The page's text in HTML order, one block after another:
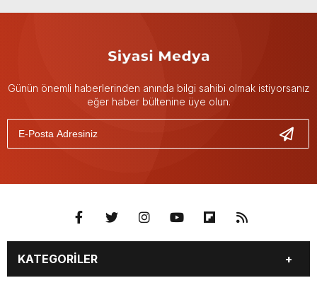
Günün önemli haberlerinden anında bilgi sahibi olmak istiyorsanız
eğer haber bültenine üye olun.
KATEGORİLER